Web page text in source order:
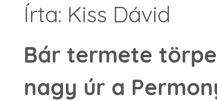
Írta: Kiss Dávid
Bár termete
nagy úr a